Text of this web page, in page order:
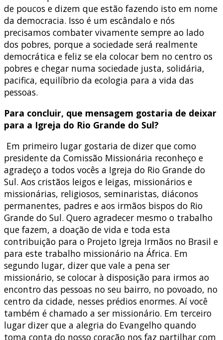
de poucos e dizem que estão fazendo isto em nome
da democracia. Isso é um escândalo e nós
precisamos combater vivamente sempre ao lado
dos pobres, porque a sociedade será realmente
democrática e feliz se ela colocar bem no centro os
pobres e chegar numa sociedade justa, solidária,
pacifica, equilíbrio da ecologia para a vida das
pessoas.
Para concluir, que mensagem gostaria de deixar
para a Igreja do Rio Grande do Sul?
Em primeiro lugar gostaria de dizer que como
presidente da Comissão Missionária reconheço e
agradeço a todos vocês a Igreja do Rio Grande do
Sul. Aos cristãos leigos e leigas, missionários e
missionárias, religiosos, seminaristas, diáconos
permanentes, padres e aos irmãos bispos do Rio
Grande do Sul. Quero agradecer mesmo o trabalho
que fazem, a doação de vida e toda esta
contribuição para o Projeto Igreja Irmãos no Brasil e
para este trabalho missionário na África. Em
segundo lugar, dizer que vale a pena ser
missionário, se colocar à disposição para irmos ao
encontro das pessoas no seu bairro, no povoado, no
centro da cidade, nesses prédios enormes. Aí você
também é chamado a ser missionário. Em terceiro
lugar dizer que a alegria do Evangelho quando
toma conta do nosso coração nos faz partilhar com